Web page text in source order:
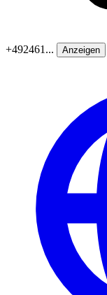
+492461... Anzeigen